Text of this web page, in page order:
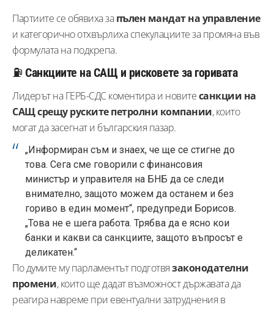
Партиите се обявиха запълен мандат на управление
и категорично отхвърлиха спекулациите за промяна във
формулата на подкрепа.
⛽ Санкциите на САЩ и рисковете за горивата
Лидерът на ГЕРБ-СДС коментира и новитесанкции на
САЩ срещу руските петролни компании, които
могат да засегнат и българския пазар.
„Информиран съм и знаех, че ще се стигне до
това. Сега сме говорили с финансовия
министър и управителя на БНБ да се следи
внимателно, защото можем да останем и без
гориво в един момент“, предупреди Борисов.
„Това не е шега работа. Трябва да е ясно кои
банки и какви са санкциите, защото въпросът е
деликатен.“
По думите му парламентът подготвязаконодателни
промени, които ще дадат възможност държавата да
реагира навреме при евентуални затруднения в